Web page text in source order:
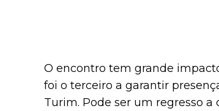
O encontro tem grande
foi o terceiro a garantir
Turim. Pode ser um regresso